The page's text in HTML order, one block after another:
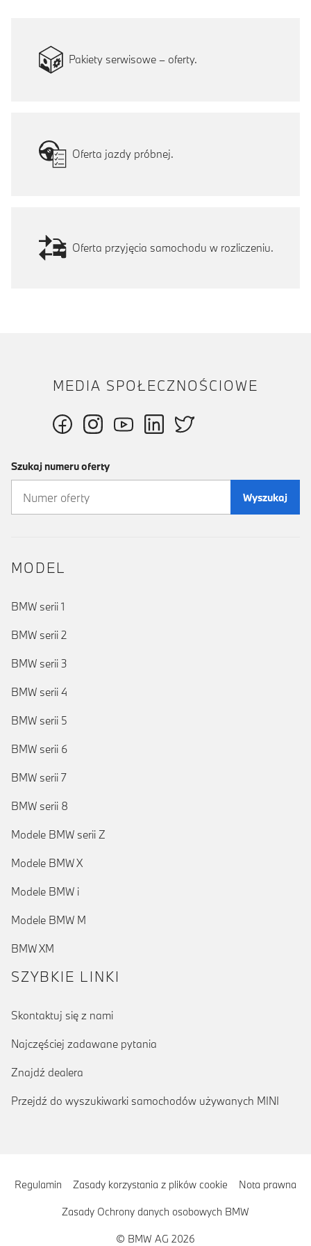
Pakiety serwisowe – oferty.
Oferta jazdy próbnej.
Oferta przyjęcia samochodu w rozliczeniu.
MEDIA SPOŁECZNOŚCIOWE
Szukaj numeru oferty
Wyszukaj
MODEL
BMW serii 1
BMW serii 2
BMW serii 3
BMW serii 4
BMW serii 5
BMW serii 6
BMW serii 7
BMW serii 8
Modele BMW serii Z
Modele BMW X
Modele BMW i
Modele BMW M
BMW XM
SZYBKIE LINKI
Skontaktuj się z nami
Najczęściej zadawane pytania
Znajdź dealera
Przejdź do wyszukiwarki samochodów używanych MINI
Regulamin Zasady korzystania z plików cookie Nota prawna
Zasady Ochrony danych osobowych BMW
© BMW AG 2026